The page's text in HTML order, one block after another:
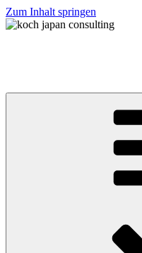
Zum Inhalt springen